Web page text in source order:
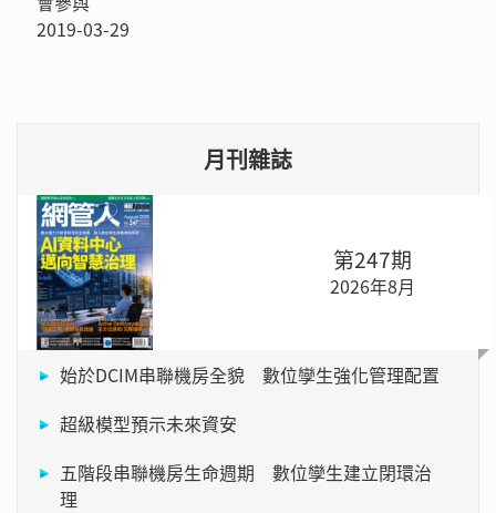
2019-03-29
月刊雜誌
第247期
2026年8月
始於DCIM串聯機房全貌 數位孿生強化管理配置
超級模型預示未來資安
五階段串聯機房生命週期 數位孿生建立閉環治
理